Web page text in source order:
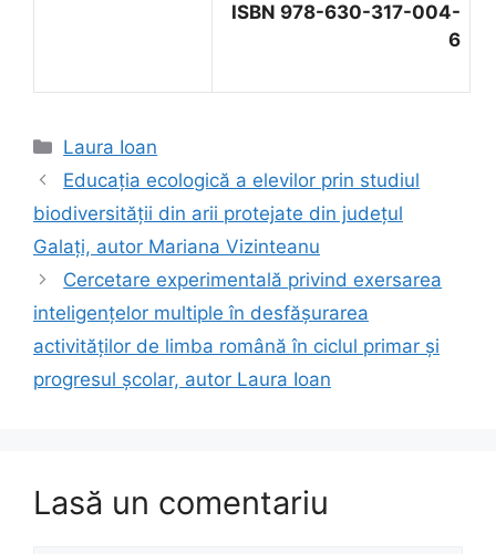
ISBN 978-630-317-004-
6
Categorii
Laura Ioan
Educația ecologică a elevilor prin studiul
biodiversității din arii protejate din județul
Galați, autor Mariana Vizinteanu
Cercetare experimentală privind exersarea
inteligenţelor multiple în desfăşurarea
activităţilor de limba română în ciclul primar şi
progresul şcolar, autor Laura Ioan
Lasă un comentariu